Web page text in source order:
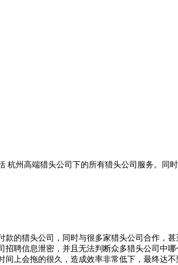
杭州高端猎头公司 下的所有猎头公司服务。同
的猎头公司，同时与很多家猎头公司合作，
聘信息泄密，并且无法判断众多猎头公司中
上会拖的很久，造成效率非常低下，最终达